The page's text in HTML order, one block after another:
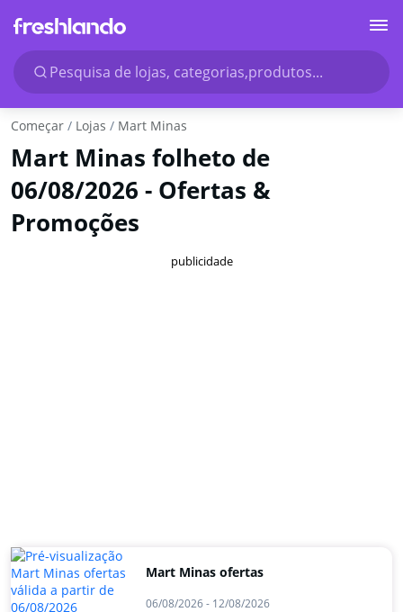
Pesquisa de lojas, categorias,produtos...
Começar Lojas Mart Minas
Mart Minas folheto de
06/08/2026 - Ofertas &
Promoções
publicidade
Mart Minas ofertas
06/08/2026 - 12/08/2026